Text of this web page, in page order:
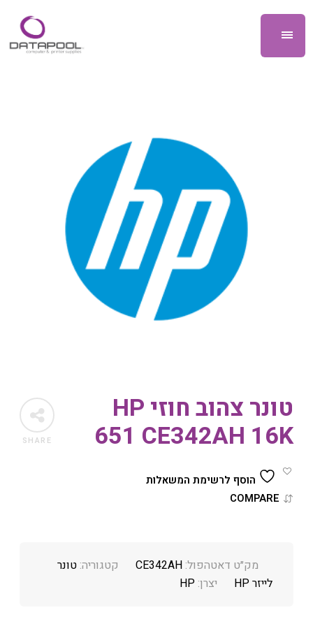
SHARE
טונר צהוב חוזי HP
651 CE342AH 16K
הוסף לרשימת המשאלות
COMPARE
מק״ט דאטהפול:CE342AH קטגוריה:טונר
לייזר HP
יצרן:HP